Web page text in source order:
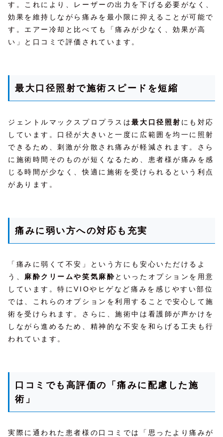
す。これにより、レーザーの出力を下げる必要がなく、
効果を維持しながら痛みを最小限に抑えることが可能で
す。エアー冷却と比べても「痛みが少なく、効果が高
い」と口コミで評価されています。
最大口径照射で施術スピードを短縮
ジェントルマックスプロプラスは最大口径照射 にも対応
しています。口径が大きいと一度に広範囲を均一に照射
できるため、刺激が分散され痛みが軽減されます。さら
に施術時間そのものが短くなるため、患者様が痛みを感
じる時間が少なく、快適に施術を受けられるという利点
があります。
痛みに弱い方への対応も充実
「痛みに弱くて不安」という方にも安心いただけるよ
う、 麻酔クリームや笑気麻酔 といったオプションを用意
しています。特にVIOやヒゲなど痛みを感じやすい部位
では、これらのオプションを利用することで安心して施
術を受けられます。さらに、施術中は看護師が声かけを
しながら進めるため、精神的な不安を和らげる工夫も行
われています。
口コミでも高評価の「痛みに配慮した施
術」
実際に通われた患者様の口コミでは「思ったより痛みが